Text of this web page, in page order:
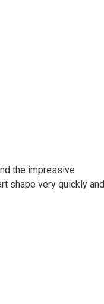
the impressive
shape very quickly and